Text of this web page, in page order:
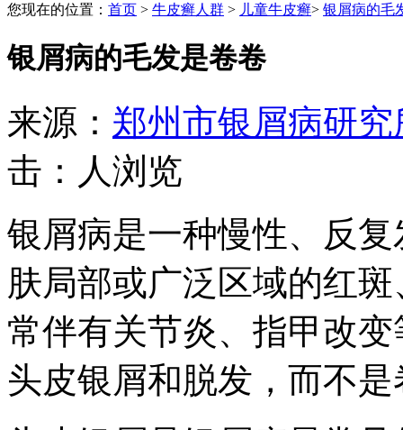
您现在的位置： 首页 > 牛皮癣人群 > 儿童牛皮癣> 银屑病的毛
银屑病的毛发是卷卷
来源： 郑州市银屑病研究
击： 人浏览
银屑病是一种慢性、反
肤局部或广泛区域的红
常伴有关节炎、指甲改
头皮银屑和脱发，而不